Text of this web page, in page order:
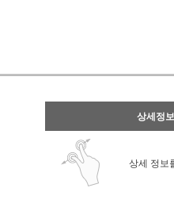
상세정
상세 정보